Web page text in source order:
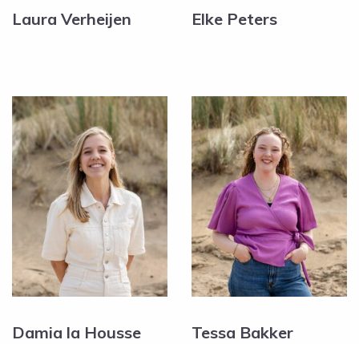
Laura Verheijen Elke Peters
Damia la Housse Tessa Bakker